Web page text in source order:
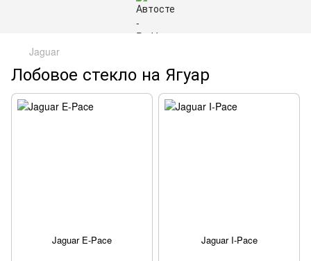
Jaguar
Лобовое стекло на Ягуар
Jaguar E-Pace Jaguar I-Pace